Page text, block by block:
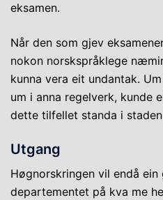
eksamen.
Når den som gjev
nokon norskspråklege
kunna vera eit undantak.
um i anna regelverk, kunde
dette tilfellet standa i
Utgang
Høgnorskringen vil endå ein
departementet på kva me